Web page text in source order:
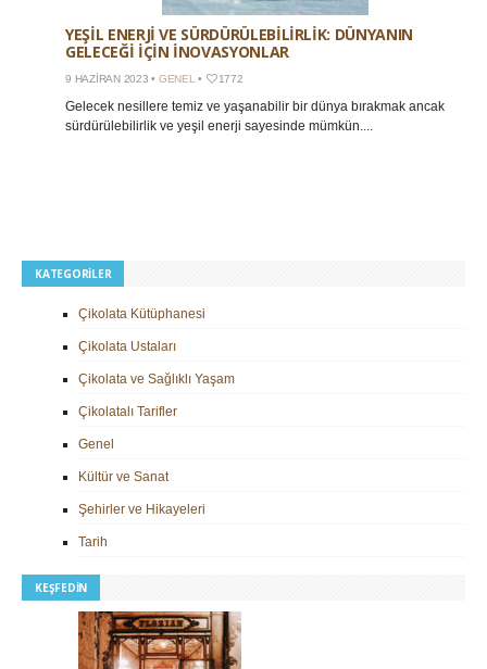
YEŞIL ENERJI VE SÜRDÜRÜLEBILIRLIK: DÜNYANIN
GELECEĞI IÇIN İNOVASYONLAR
9 HAZIRAN 2023 • GENEL • 1772
Gelecek nesillere temiz ve yaşanabilir bir dünya bırakmak ancak
sürdürülebilirlik ve yeşil enerji sayesinde mümkün....
KATEGORILER
Çikolata Kütüphanesi
Çikolata Ustaları
Çikolata ve Sağlıklı Yaşam
Çikolatalı Tarifler
Genel
Kültür ve Sanat
Şehirler ve Hikayeleri
Tarih
KEŞFEDIN